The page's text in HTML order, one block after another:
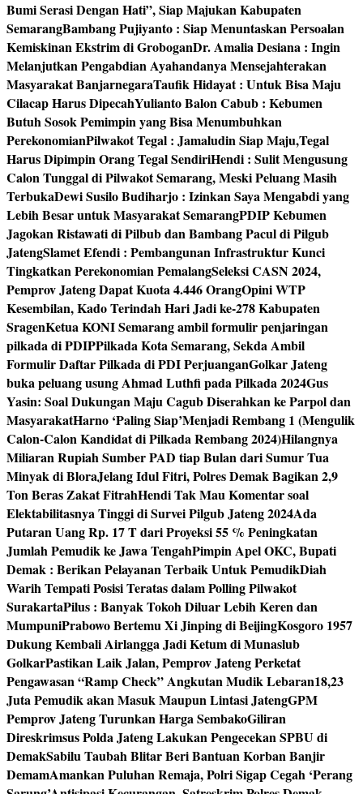
Bumi Serasi Dengan Hati”, Siap Majukan Kabupaten
SemarangBambang Pujiyanto : Siap Menuntaskan Persoalan
Kemiskinan Ekstrim di GroboganDr. Amalia Desiana : Ingin
Melanjutkan Pengabdian Ayahandanya Mensejahterakan
Masyarakat BanjarnegaraTaufik Hidayat : Untuk Bisa Maju
Cilacap Harus DipecahYulianto Balon Cabub : Kebumen
Butuh Sosok Pemimpin yang Bisa Menumbuhkan
PerekonomianPilwakot Tegal : Jamaludin Siap Maju,Tegal
Harus Dipimpin Orang Tegal SendiriHendi : Sulit Mengusung
Calon Tunggal di Pilwakot Semarang, Meski Peluang Masih
TerbukaDewi Susilo Budiharjo : Izinkan Saya Mengabdi yang
Lebih Besar untuk Masyarakat SemarangPDIP Kebumen
Jagokan Ristawati di Pilbub dan Bambang Pacul di Pilgub
JatengSlamet Efendi : Pembangunan Infrastruktur Kunci
Tingkatkan Perekonomian PemalangSeleksi CASN 2024,
Pemprov Jateng Dapat Kuota 4.446 OrangOpini WTP
Kesembilan, Kado Terindah Hari Jadi ke-278 Kabupaten
SragenKetua KONI Semarang ambil formulir penjaringan
pilkada di PDIPPilkada Kota Semarang, Sekda Ambil
Formulir Daftar Pilkada di PDI PerjuanganGolkar Jateng
buka peluang usung Ahmad Luthfi pada Pilkada 2024Gus
Yasin: Soal Dukungan Maju Cagub Diserahkan ke Parpol dan
MasyarakatHarno ‘Paling Siap’Menjadi Rembang 1 (Mengulik
Calon-Calon Kandidat di Pilkada Rembang 2024)Hilangnya
Miliaran Rupiah Sumber PAD tiap Bulan dari Sumur Tua
Minyak di BloraJelang Idul Fitri, Polres Demak Bagikan 2,9
Ton Beras Zakat FitrahHendi Tak Mau Komentar soal
Elektabilitasnya Tinggi di Survei Pilgub Jateng 2024Ada
Putaran Uang Rp. 17 T dari Proyeksi 55 % Peningkatan
Jumlah Pemudik ke Jawa TengahPimpin Apel OKC, Bupati
Demak : Berikan Pelayanan Terbaik Untuk PemudikDiah
Warih Tempati Posisi Teratas dalam Polling Pilwakot
SurakartaPilus : Banyak Tokoh Diluar Lebih Keren dan
MumpuniPrabowo Bertemu Xi Jinping di BeijingKosgoro 1957
Dukung Kembali Airlangga Jadi Ketum di Munaslub
GolkarPastikan Laik Jalan, Pemprov Jateng Perketat
Pengawasan “Ramp Check” Angkutan Mudik Lebaran18,23
Juta Pemudik akan Masuk Maupun Lintasi JatengGPM
Pemprov Jateng Turunkan Harga SembakoGiliran
Direskrimsus Polda Jateng Lakukan Pengecekan SPBU di
DemakSabilu Taubah Blitar Beri Bantuan Korban Banjir
DemamAmankan Puluhan Remaja, Polri Sigap Cegah ‘Perang